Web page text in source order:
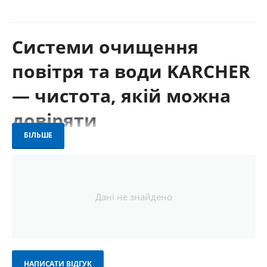
Системи очищення
повітря та води KARCHER
— чистота, якій можна
довіряти
Системи очищення KARCHER — це сучасні рішення для
БІЛЬШЕ
Дані не знайдено
НАПИСАТИ ВІДГУК